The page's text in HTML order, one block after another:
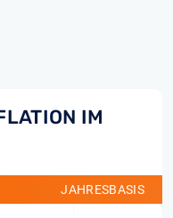
IM
JAHRESBASIS